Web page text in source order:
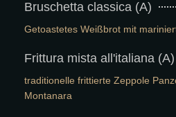
Bruschetta classica (A)
Getoastetes Weißbrot mit
Frittura mista all'italiana (A)
traditionelle frittierte Zeppole
Montanara